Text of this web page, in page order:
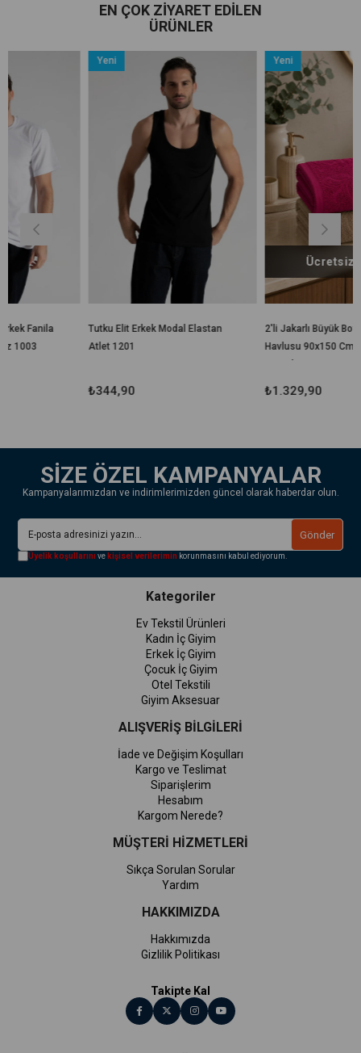
EN ÇOK ZIYARET EDILEN
ÜRÜNLER
Tutku Elit Erkek Modal Elastan
Atlet 1201
2'li Jakarlı Büyük Boy Banyo
Havlusu 90x150 Cm %100
Ücretsiz Kargo
SİZE ÖZEL KAMPANYALAR
Kampanyalarımızdan ve indirimlerimizden güncel olarak haberdar olun.
Gönder
Üyelik koşullarını ve kişisel verilerimin korunmasını kabul ediyorum.
Kategoriler
Ev Tekstil Ürünleri
Kadın İç Giyim
Erkek İç Giyim
Çocuk İç Giyim
Otel Tekstili
Giyim Aksesuar
ALIŞVERİŞ BİLGİLERİ
İade ve Değişim Koşulları
Kargo ve Teslimat
Siparişlerim
Hesabım
Kargom Nerede?
MÜŞTERİ HİZMETLERİ
Sıkça Sorulan Sorular
Yardım
HAKKIMIZDA
Hakkımızda
Gizlilik Politikası
Takipte Kal